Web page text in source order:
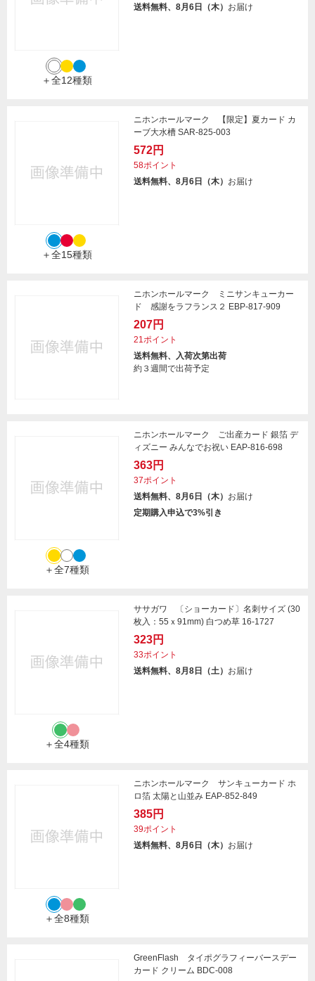
＋全12種類
送料無料、8月6日（木） お届け
＋全15種類
ニホンホールマーク 【限定】夏カード カ
ーブ大水槽 SAR-825-003
572円
58ポイント
送料無料、8月6日（木） お届け
ニホンホールマーク ミニサンキューカー
ド 感謝をラフランス２ EBP-817-909
207円
21ポイント
送料無料、入荷次第出荷
約３週間で出荷予定
＋全7種類
ニホンホールマーク ご出産カード 銀箔 デ
ィズニー みんなでお祝い EAP-816-698
363円
37ポイント
送料無料、8月6日（木） お届け
定期購入申込で3%引き
＋全4種類
ササガワ 〔ショーカード〕名刺サイズ (30
枚入：55ｘ91mm) 白つめ草 16-1727
323円
33ポイント
送料無料、8月8日（土） お届け
＋全8種類
ニホンホールマーク サンキューカード ホ
ロ箔 太陽と山並み EAP-852-849
385円
39ポイント
送料無料、8月6日（木） お届け
GreenFlash タイポグラフィーバースデー
カード クリーム BDC-008